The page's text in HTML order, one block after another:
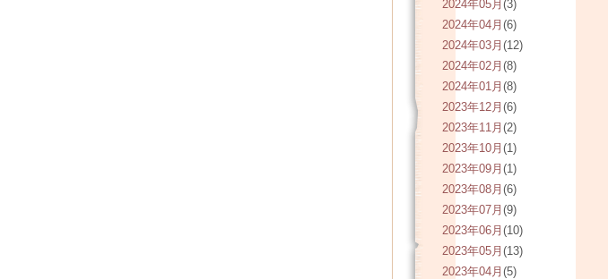
2024年05月 (3)
2024年04月 (6)
2024年03月 (12)
2024年02月 (8)
2024年01月 (8)
2023年12月 (6)
2023年11月 (2)
2023年10月 (1)
2023年09月 (1)
2023年08月 (6)
2023年07月 (9)
2023年06月 (10)
2023年05月 (13)
2023年04月 (5)